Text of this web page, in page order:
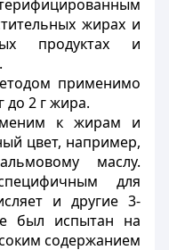
жирах и
продуктах и
применимо
до 2 г жира.
к жирам и
цвет, например,
маслу.
для
и другие 3-
был испытан на
содержанием